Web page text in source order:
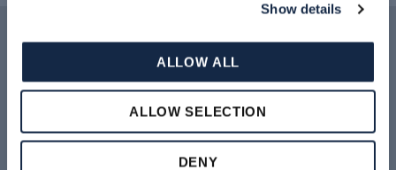
Show details
ALLOW ALL
ALLOW SELECTION
DENY
Prodotti correlati